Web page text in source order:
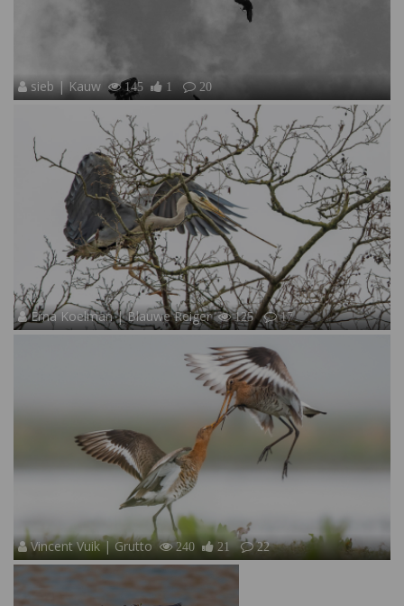
sieb | Kauw 145 1 20
Erna Koelman | Blauwe Reiger 125 17
Vincent Vuik | Grutto 240 21 22